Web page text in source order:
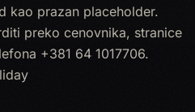
kao prazan placeholder.
preko cenovnika, stranice
+381 64 1017706.